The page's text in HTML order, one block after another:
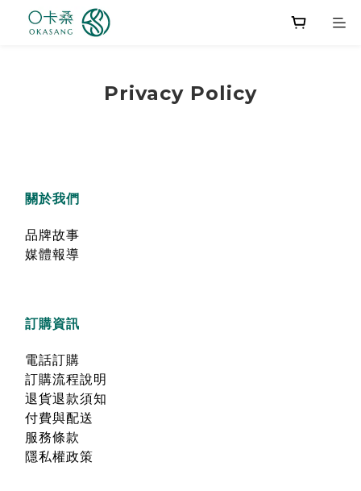
Privacy Policy
關於我們
品牌故事
媒體報導
訂購資訊
電話訂購
訂購流程說明
退貨退款須知
付費與配送
服務條款
隱私權政策